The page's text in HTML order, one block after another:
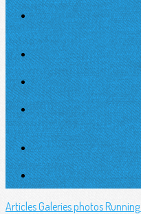
ArticlesGaleries photos Running